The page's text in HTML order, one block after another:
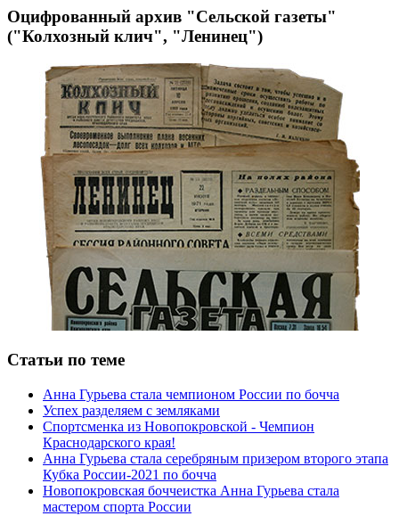
Оцифрованный архив "Сельской газеты"
("Колхозный клич", "Ленинец")
Статьи по теме
Анна Гурьева стала чемпионом России по бочча
Успех разделяем с земляками
Спортсменка из Новопокровской - Чемпион
Краснодарского края!
Анна Гурьева стала серебряным призером второго этапа
Кубка России-2021 по бочча
Новопокровская боччеистка Анна Гурьева стала
мастером спорта России